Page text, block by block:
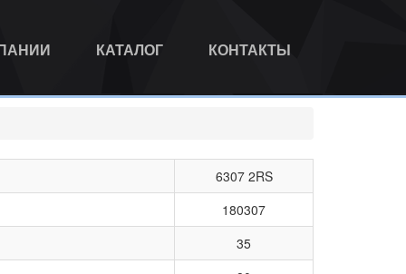
КАТАЛОГ КОНТАКТЫ
6307 2RS
180307
35